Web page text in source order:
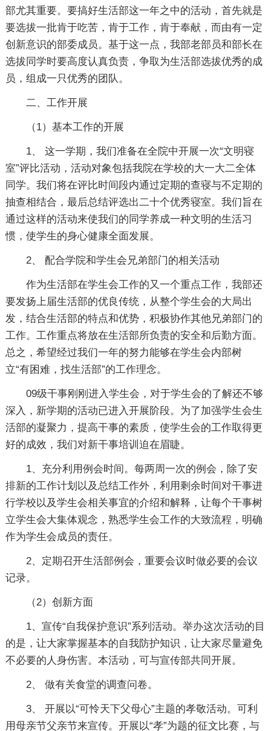
部尤其重要。要搞好生活部这一年之中的活动，首先就是
要选拔一批肯于吃苦，肯于工作，肯于奉献，而由有一定
创新意识的部委成员。基于这一点，我部老部员和部长在
选拔同学时要高度认真负责，争取为生活部选拔优秀的成
员，组成一只优秀的团队。
二、工作开展
（1）基本工作的开展
1、 这一学期，我们准备在全院中开展一次“文明寝
室”评比活动，活动对象包括我院在学校的大一大二全体
同学。我们将在评比时间段内通过定期的查寝与不定期的
抽查相结合，最后总结评选出二十个优秀寝室。我们旨在
通过这样的活动来使我们的同学养成一种文明的生活习
惯，使学生的身心健康全面发展。
2、 配合学院和学生会兄弟部门的相关活动
作为生活部在学生会工作的又一个重点工作，我部还
要发扬上届生活部的优良传统，从整个学生会的大局出
发，结合生活部的特点和优势，积极协作其他兄弟部门的
工作。工作重点将放在生活部所负责的安全和后勤方面。
总之，希望经过我们一年的努力能够在学生会内部树
立“有困难，找生活部”的工作理念。
09级干事刚刚进入学生会，对于学生会的了解还不够
深入，新学期的活动已进入开展阶段。为了加强学生会生
活部的凝聚力，提高干事的素质，使学生会的工作取得更
好的成效，我们对新干事培训迫在眉睫。
1、充分利用例会时间。每两周一次的例会，除了安
排新的工作计划以及总结工作外，利用剩余时间对干事进
行学校以及学生会相关事宜的介绍和解释，让每个干事树
立学生会大集体观念，熟悉学生会工作的大致流程，明确
作为学生会成员的责任。
2、定期召开生活部例会，重要会议时做必要的会议
记录。
（2）创新方面
1、宣传“自我保护意识”系列活动。举办这次活动的目
的是，让大家掌握基本的自我防护知识，让大家尽量避免
不必要的人身伤害。本活动，可与宣传部共同开展。
2、 做有关食堂的调查问卷。
3、 开展以“可怜天下父母心”主题的孝敬活动。可利
用母亲节父亲节来宣传。开展以“孝”为题的征文比赛，与